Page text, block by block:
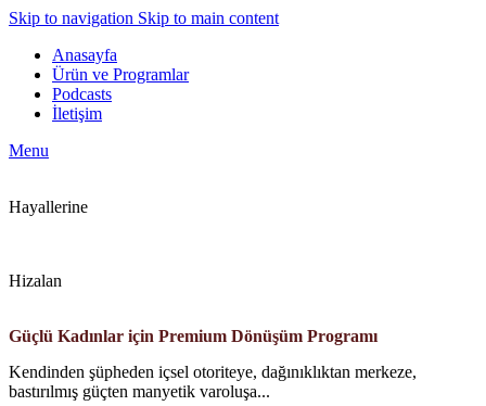
Skip to navigation Skip to main content
Anasayfa
Ürün ve Programlar
Podcasts
İletişim
Menu
Hayallerine
Hizalan
Güçlü Kadınlar için Premium Dönüşüm Programı
Kendinden şüpheden içsel otoriteye, dağınıklıktan merkeze,
bastırılmış güçten manyetik varoluşa...